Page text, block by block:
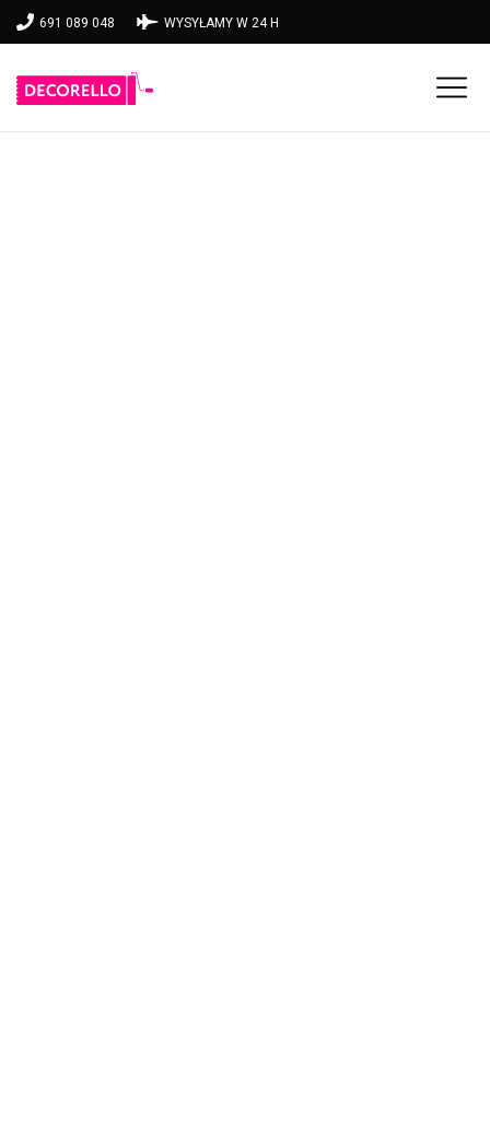
691 089 048 WYSYŁAMY W 24 H